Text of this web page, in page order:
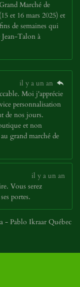
Marché de
et 16 mars 2025) et
de semaines qui
Talon à
il y a un an
Moi j'apprécie
personnalisation
de nos jours.
et non
grand marché de
il y a un an
Vous serez
portes.
- Pablo Ikraar Québec